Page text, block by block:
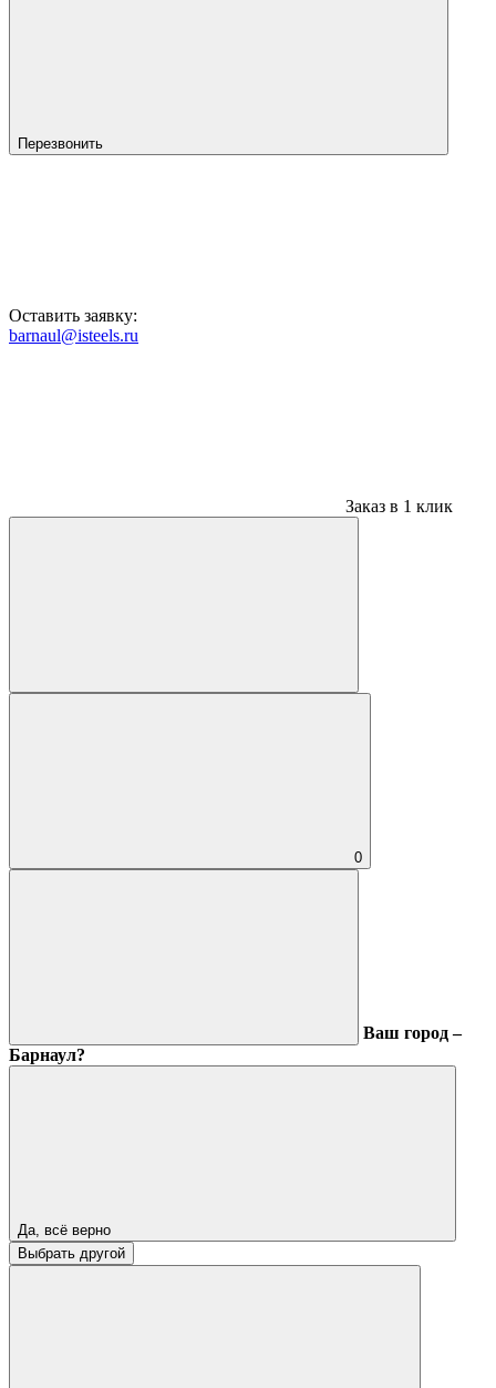
Перезвонить
Оставить заявку:
barnaul@isteels.ru
Заказ в 1 клик
0
Ваш город –
Барнаул?
Да, всё верно
Выбрать другой